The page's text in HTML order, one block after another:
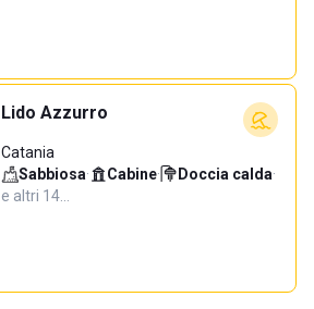
Lido Azzurro
Catania
Sabbiosa· Cabine· Doccia calda·
e altri 14…